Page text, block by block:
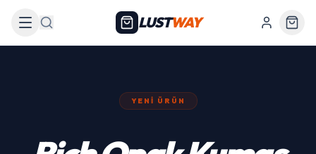
Arama LUSTWAY